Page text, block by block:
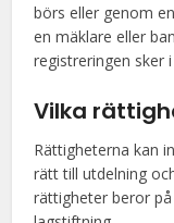
börs eller genom
en mäklare eller
registreringen sker
Vilka
Rättigheterna kan
rätt till utdelning
rättigheter beror